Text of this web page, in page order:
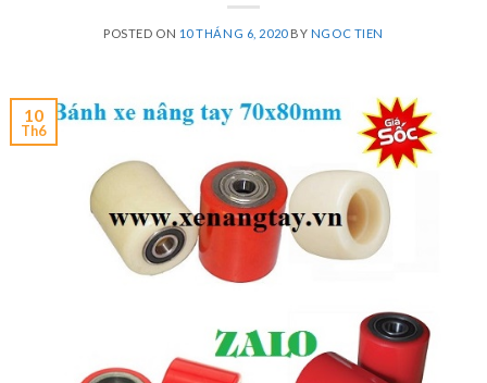
POSTED ON 10 THÁNG 6, 2020BY NGOC TIEN
10
Th6